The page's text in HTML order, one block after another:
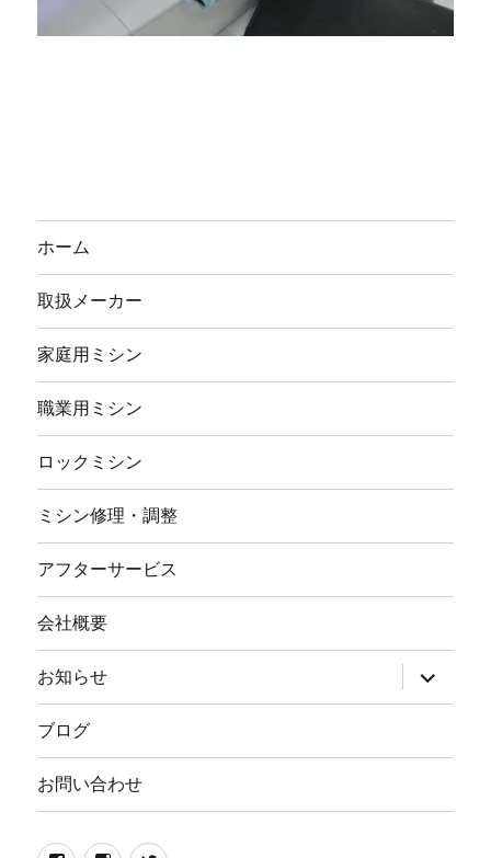
ホーム
取扱メーカー
家庭用ミシン
職業用ミシン
ロックミシン
ミシン修理・調整
アフターサービス
会社概要
お知らせ
サ
ブ
メ
ー
開
ブログ
お問い合わせ